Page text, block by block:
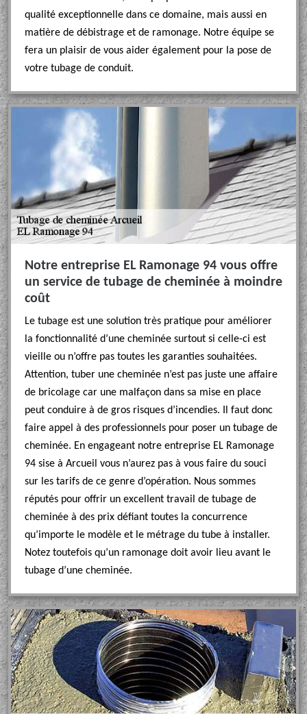
qualité exceptionnelle dans ce domaine, mais aussi en
matière de débistrage et de ramonage. Notre équipe se
fera un plaisir de vous aider également pour la pose de
votre tubage de conduit.
Notre entreprise EL Ramonage 94 vous offre
un service de tubage de cheminée à moindre
coût
Le tubage est une solution très pratique pour améliorer
la fonctionnalité d’une cheminée surtout si celle-ci est
vieille ou n’offre pas toutes les garanties souhaitées.
Attention, tuber une cheminée n’est pas juste une affaire
de bricolage car une malfaçon dans sa mise en place
peut conduire à de gros risques d’incendies. Il faut donc
faire appel à des professionnels pour poser un tubage de
cheminée. En engageant notre entreprise EL Ramonage
94 sise à Arcueil vous n’aurez pas à vous faire du souci
sur les tarifs de ce genre d’opération. Nous sommes
réputés pour offrir un excellent travail de tubage de
cheminée à des prix défiant toutes la concurrence
qu’importe le modèle et le métrage du tube à installer.
Notez toutefois qu’un ramonage doit avoir lieu avant le
tubage d’une cheminée.